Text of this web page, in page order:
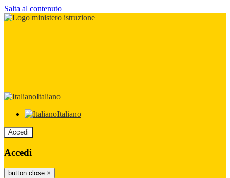
Salta al contenuto
Italiano
Italiano
Accedi
Accedi
button close ×